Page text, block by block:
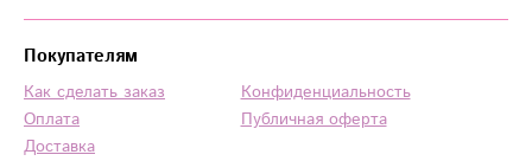
Покупателям
Как сделать заказ
Оплата
Доставка
Конфиденциальность
Публичная оферта